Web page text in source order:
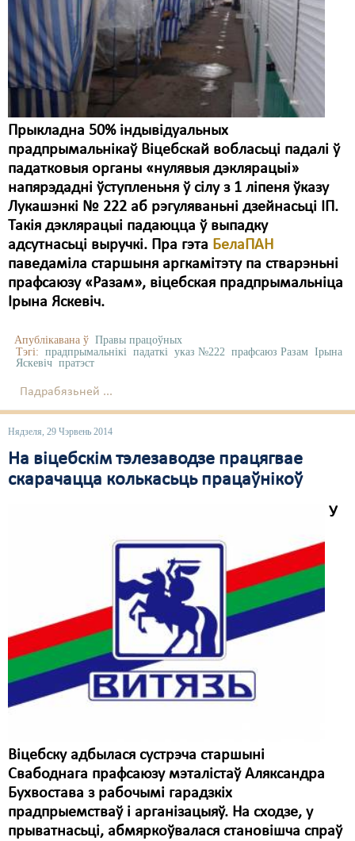
Прыкладна 50% індывідуальных
прадпрымальнікаў Віцебскай вобласьці падалі ў
падатковыя органы «нулявыя дэклярацыі»
напярэдадні ўступленьня ў сілу з 1 ліпеня ўказу
Лукашэнкі № 222 аб рэгуляваньні дзейнасьці ІП.
Такія дэклярацыі падаюцца ў выпадку
адсутнасьці выручкі. Пра гэта БелаПАН
паведаміла старшыня аргкамітэту па стварэньні
прафсаюзу «Разам», віцебская прадпрымальніца
Ірына Яскевіч.
Апублікавана ў Правы працоўных
Тэгі: прадпрымальнікі падаткі указ №222 прафсаюз Разам Ірына
Яскевіч пратэст
Падрабязьней ...
Нядзеля, 29 Чэрвень 2014
На віцебскім тэлезаводзе працягвае
скарачацца колькасьць працаўнікоў
У
Віцебску адбылася сустрэча старшыні
Свабоднага прафсаюзу мэталістаў Аляксандра
Бухвостава з рабочымі гарадзкіх
прадпрыемстваў і арганізацыяў. На сходзе, у
прыватнасьці, абмяркоўвалася становішча спраў
Сьмяротнае пакараньне
Экалёгія
Правы працоўных
Сацыяльныя правы